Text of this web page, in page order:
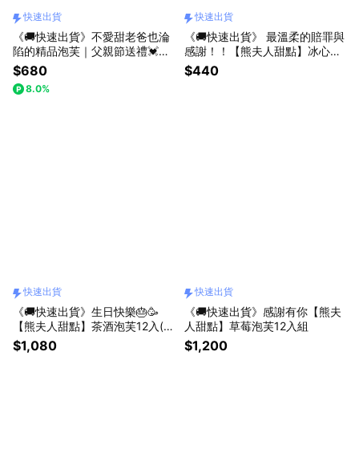
快速出貨
《🚚快速出貨》不愛甜老爸也淪
陷的精品泡芙｜父親節送禮💓🎁
【熊夫人甜點】冰心泡芙6入組
$680
8.0%
快速出貨
《🚚快速出貨》 最溫柔的賠罪與
感謝！！【熊夫人甜點】冰心泡
芙3入（收禮者可自選口味）
$440
快速出貨
《🚚快速出貨》生日快樂🎂🥳
【熊夫人甜點】茶酒泡芙12入(收
禮者可自選口味）
$1,080
快速出貨
《🚚快速出貨》感謝有你【熊夫
人甜點】草莓泡芙12入組
$1,200